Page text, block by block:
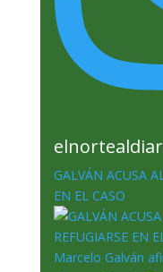
GALVÁN ACUSA
EN EL CASO